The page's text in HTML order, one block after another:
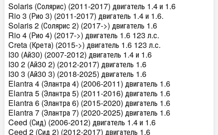
Solaris (Солярис) (2011-2017) двигатель 1.4 и 1.6
Rio 3 (Рио 3) (2011-2017) двигатель 1.4 и 1.6.
Solaris 2 (Солярис 2) (2017->) двигатель 1.6
Rio 4 (Рио 4) (2017->) двигатель 1.6 123 л.с.
Creta (Крета) (2015->) двигатель 1.6 123 л.с.
I30 (Ай30) (2007-2012) двигатель 1.4 и 1.6
I30 2 (Ай30 2) (2012-2017) двигатель 1.6
I30 3 (Ай30 3) (2018-2025) двигатель 1.6
Elantra 4 (Элантра 4) (2006-2011) двигатель 1.6
Elantra 5 (Элантра 5) (2011-2016) двигатель 1.6
Elantra 6 (Элантра 6) (2015-2020) двигатель 1.6
Elantra 7 (Элантра 7) (2020-2025) двигатель 1.6
Ceed (Сид) (2006-2012) двигатель 1.4 и 1.6
Ceed 2 (Сид 2) (2012-2017) двигатель 1.6